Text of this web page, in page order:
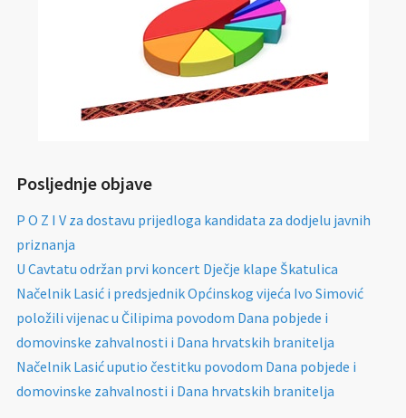
Posljednje objave
P O Z I V za dostavu prijedloga kandidata za dodjelu javnih
priznanja
U Cavtatu održan prvi koncert Dječje klape Škatulica
Načelnik Lasić i predsjednik Općinskog vijeća Ivo Simović
položili vijenac u Čilipima povodom Dana pobjede i
domovinske zahvalnosti i Dana hrvatskih branitelja
Načelnik Lasić uputio čestitku povodom Dana pobjede i
domovinske zahvalnosti i Dana hrvatskih branitelja